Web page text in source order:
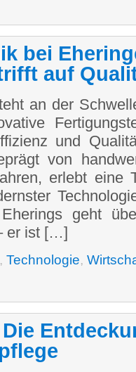
bei
auf
an der
und
von
erlebt eine
geht
er ist […]
, Technologie,